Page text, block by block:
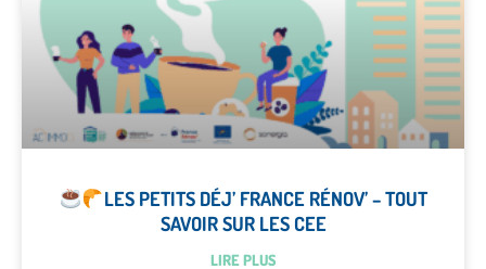
LES PETITS DÉJ’ FRANCE RÉNOV’ – TOUT
SAVOIR SUR LES CEE
LIRE PLUS